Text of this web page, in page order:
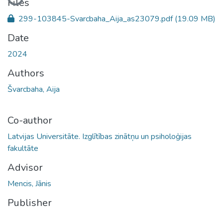
299-103845-Svarcbaha_Aija_as23079.pdf(19.09 MB)
Date
2024
Authors
Švarcbaha, Aija
Co-author
Latvijas Universitāte. Izglītības zinātņu un psiholoģijas
fakultāte
Advisor
Mencis, Jānis
Publisher